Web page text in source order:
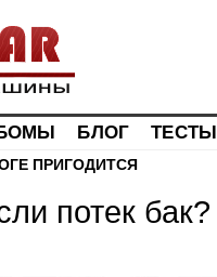
БЛОГ ТЕСТЫ
ПРИГОДИТСЯ
потек бак?